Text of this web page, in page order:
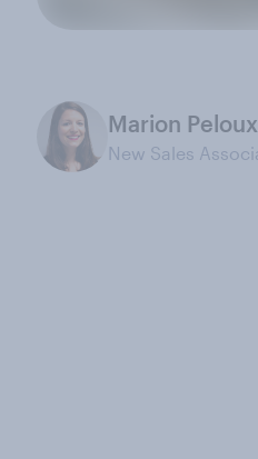
Marion Peloux
New Sales